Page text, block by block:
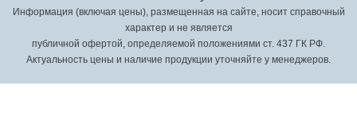
Информация (включая цены), размещенная на сайте, носит справочный
характер и не является
публичной офертой, определяемой положениями ст. 437 ГК РФ.
Актуальность цены и наличие продукции уточняйте у менеджеров.